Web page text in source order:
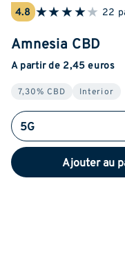
4.8 ★★★★★ 22
Amnesia CBD
A partir de 2,45 euros
7,30% CBD Interior
5G
Ajouter au